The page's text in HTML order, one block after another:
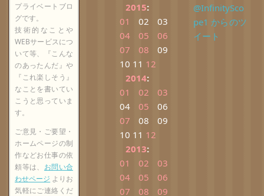
プライベートブロ
グです。
技術的なことや
WEBサービスにつ
いて等、『こんな
のあったんだ』や
『これ楽しそう』
なことを書いてい
こうと思っていま
す。
ご意見・ご要望・
ホームページの制
作などお仕事の依
頼等は、 お問い合
わせページ よりお
気軽にご連絡くだ
2015:
01
02
03
04
05
06
07
08
09
10 11 12
2014:
01
02
03
04
05
06
07
08
09
10 11 12
2013:
01
02
03
04
05
06
07
08 09
@InfinitySco
pe1 からのツ
イート